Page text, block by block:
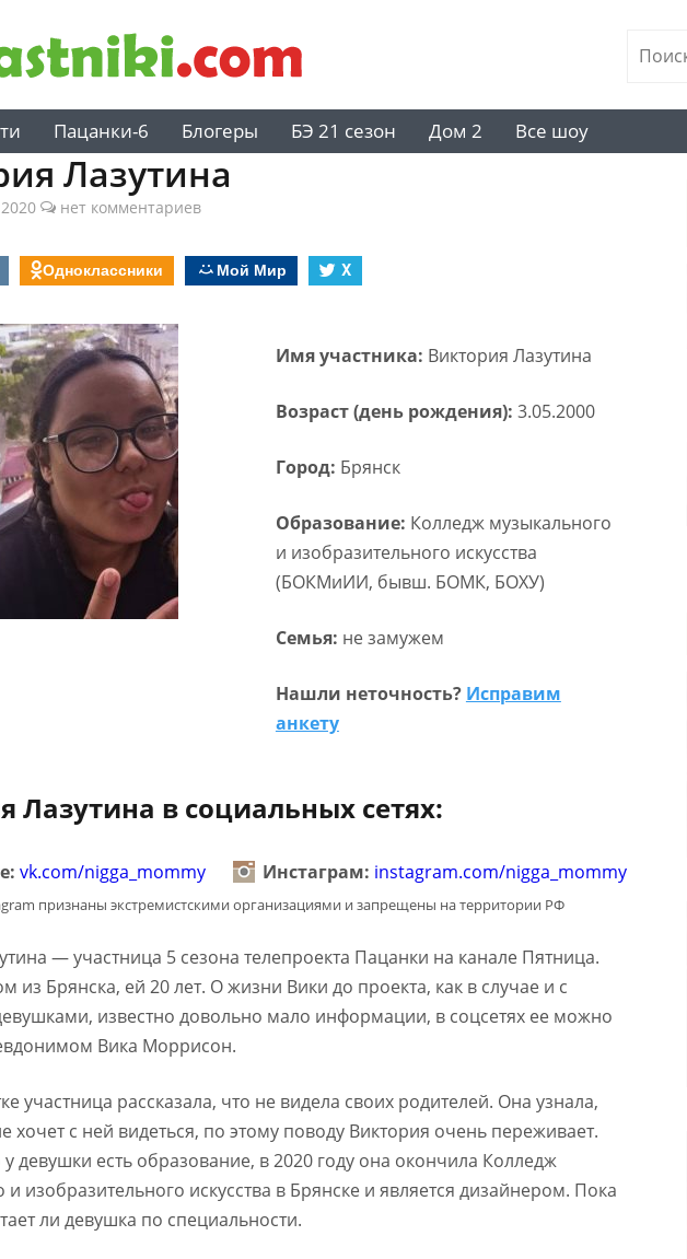
Пацанки-6 Блогеры БЭ 21 сезон Дом 2 Все шоу
Лазутина
нет комментариев
Одноклассники Мой Мир X
Имя участника: Виктория Лазутина
Возраст (день рождения): 3.05.2000
Город: Брянск
Образование: Колледж музыкального
и изобразительного искусства
(БОКМиИИ, бывш. БОМК, БОХУ)
Семья: не замужем
Нашли неточность? Исправим
анкету
Лазутина в социальных сетях:
vk.com/nigga_mommy Инстаграм: instagram.com/nigga_mommy
признаны экстремистскими организациями и запрещены на территории РФ
— участница 5 сезона телепроекта Пацанки на канале Пятница.
из Брянска, ей 20 лет. О жизни Вики до проекта, как в случае и с
известно довольно мало информации, в соцсетях ее можно
Вика Моррисон.
участница рассказала, что не видела своих родителей. Она узнала,
хочет с ней видеться, по этому поводу Виктория очень переживает.
у девушки есть образование, в 2020 году она окончила Колледж
и изобразительного искусства в Брянске и является дизайнером. Пока
ли девушка по специальности.